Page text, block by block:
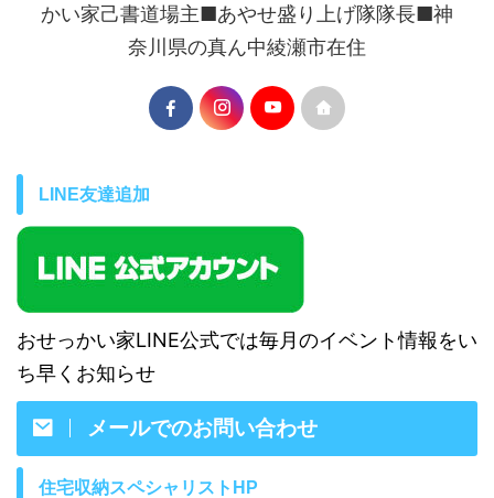
かい家己書道場主■あやせ盛り上げ隊隊長■神
奈川県の真ん中綾瀬市在住
LINE友達追加
おせっかい家LINE公式では毎月のイベント情報をい
ち早くお知らせ
メールでのお問い合わせ
住宅収納スペシャリストHP